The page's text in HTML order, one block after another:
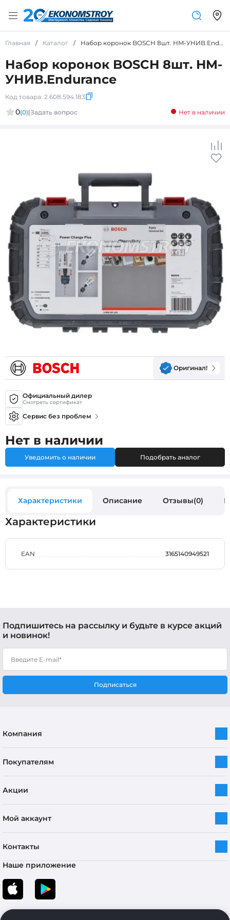
Главная / Каталог / Набор коронок BOSCH 8шт. HM-УНИВ.Endurance
Набор коронок BOSCH 8шт. HM-
УНИВ.Endurance
Код товара: 2.608.594.183
0(0)|Задать вопрос Нет в наличии
Оригинал!
Официальный дилер
Смотреть сертификат
Сервис без проблем
Нет в наличии
Уведомить о наличии Подобрать аналог
Характеристики Описание Отзывы(0)
Характеристики
EAN 3165140949521
Подпишитесь на рассылку и будьте в курсе акций
и новинок!
Подписаться
Компания
Покупателям
Акции
Мой аккаунт
Контакты
Наше приложение